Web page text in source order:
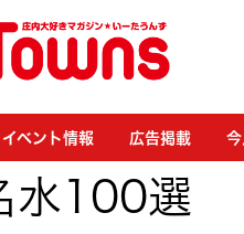
イベント情報 広告掲載
水100選